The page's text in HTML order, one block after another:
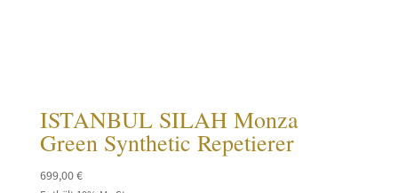
ISTANBUL SILAH Monza
Green Synthetic Repetierer
699,00€